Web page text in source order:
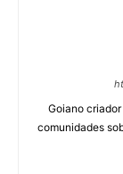
Goiano
comunidades